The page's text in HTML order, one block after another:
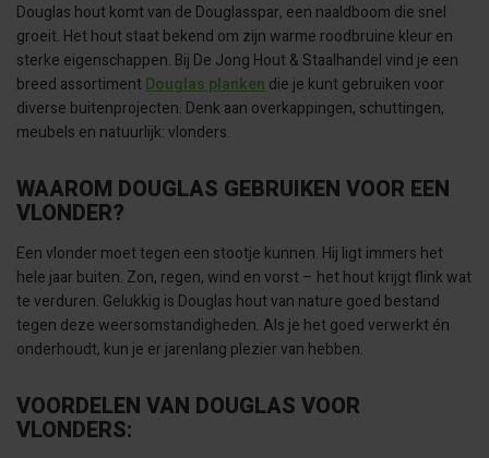
Douglas hout komt van de Douglasspar, een naaldboom die snel
groeit. Het hout staat bekend om zijn warme roodbruine kleur en
sterke eigenschappen. Bij De Jong Hout & Staalhandel vind je een
breed assortimentDouglas plankendie je kunt gebruiken voor
diverse buitenprojecten. Denk aan overkappingen, schuttingen,
meubels en natuurlijk: vlonders.
WAAROM DOUGLAS GEBRUIKEN VOOR EEN
VLONDER?
Een vlonder moet tegen een stootje kunnen. Hij ligt immers het
hele jaar buiten. Zon, regen, wind en vorst – het hout krijgt flink wat
te verduren. Gelukkig is Douglas hout van nature goed bestand
tegen deze weersomstandigheden. Als je het goed verwerkt én
onderhoudt, kun je er jarenlang plezier van hebben.
VOORDELEN VAN DOUGLAS VOOR
VLONDERS: